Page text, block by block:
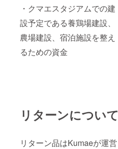
・クマエスタジアムでの建
設予定である養鶏場建設、
農場建設、宿泊施設を整え
るための資金
リターンについて
リターン品はKumaeが運営